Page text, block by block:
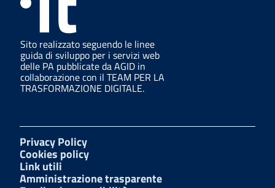
Sito realizzato seguendo le linee
guida di sviluppo per i servizi web
delle PA pubblicate da AGID in
collaborazione con il TEAM PER LA
TRASFORMAZIONE DIGITALE.
Privacy Policy
Cookies policy
Link utili
Amministrazione trasparente